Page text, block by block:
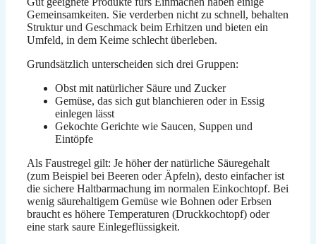
Gemeinsamkeiten. Sie verderben nicht zu schnell, behalten
Struktur und Geschmack beim Erhitzen und bieten ein
Umfeld, in dem Keime schlecht überleben.
Grundsätzlich unterscheiden sich drei Gruppen:
Obst mit natürlicher Säure und Zucker
Gemüse, das sich gut blanchieren oder in Essig
einlegen lässt
Gekochte Gerichte wie Saucen, Suppen und
Eintöpfe
Als Faustregel gilt: Je höher der natürliche Säuregehalt
(zum Beispiel bei Beeren oder Äpfeln), desto einfacher ist
die sichere Haltbarmachung im normalen Einkochtopf. Bei
wenig säurehaltigem Gemüse wie Bohnen oder Erbsen
braucht es höhere Temperaturen (Druckkochtopf) oder
eine stark saure Einlegeflüssigkeit.